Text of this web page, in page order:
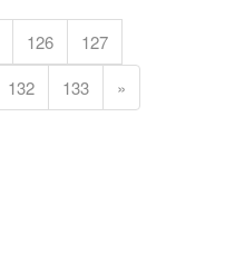
126
127
132 133 »